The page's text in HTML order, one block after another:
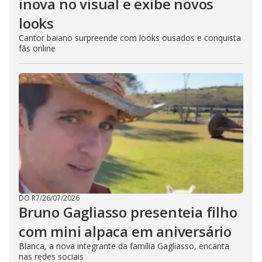
looks
Cantor baiano surpreende com looks ousados e conquista
fãs online
DO R7/26/07/2026
Bruno Gagliasso presenteia filho
com mini alpaca em aniversário
Blanca, a nova integrante da família Gagliasso, encanta
nas redes sociais